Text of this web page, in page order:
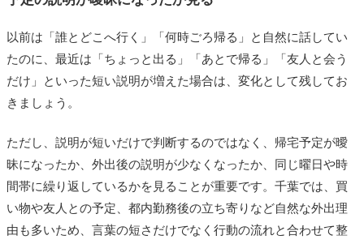
以前は「誰とどこへ行く」「何時ごろ帰る」と自然に話してい
たのに、最近は「ちょっと出る」「あとで帰る」「友人と会う
だけ」といった短い説明が増えた場合は、変化として残してお
きましょう。
ただし、説明が短いだけで判断するのではなく、帰宅予定が曖
昧になったか、外出後の説明が少なくなったか、同じ曜日や時
間帯に繰り返しているかを見ることが重要です。千葉では、買
い物や友人との予定、都内勤務後の立ち寄りなど自然な外出理
由も多いため、言葉の短さだけでなく行動の流れと合わせて整